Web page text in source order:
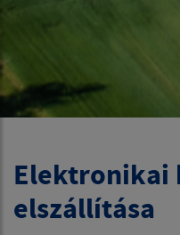
Elektronikai
elszállítása